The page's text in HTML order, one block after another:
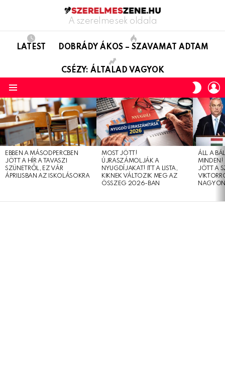
A szerelmesek oldala
LATEST DOBRÁDY ÁKOS – SZAVAMAT ADTAM
CSÉZY: ÁLTALAD VAGYOK
SKIN
LATEST
STORIES
EBBEN A MÁSODPERCBEN
JÖTT A HÍR A TAVASZI
SZÜNETRŐL, EZ VÁR
ÁPRILISBAN AZ ISKOLÁSOKRA
MOST JÖTT!
ÚJRASZÁMOLJÁK A
NYUGDÍJAKAT! ITT A LISTA,
KIKNEK VÁLTOZIK MEG AZ
ÖSSZEG 2026-BAN
ÁLL A
MINDEN!
JÖTT A